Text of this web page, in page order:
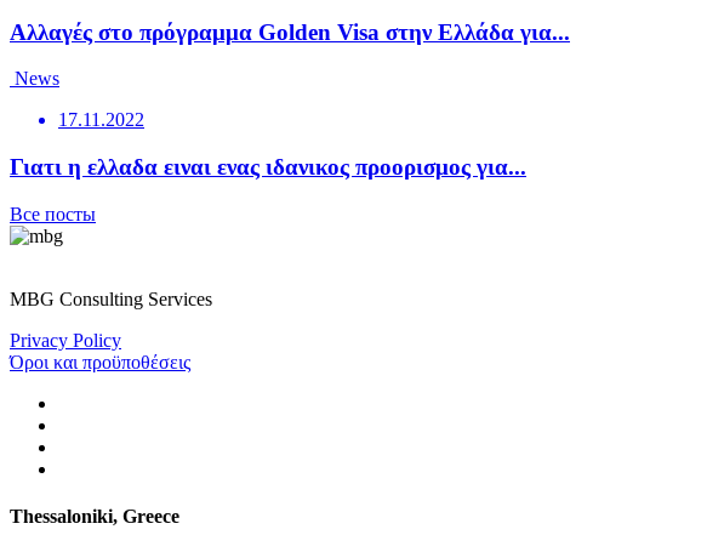
Αλλαγές στο πρόγραμμα Golden Visa στην Ελλάδα για...
News
17.11.2022
Γιατι η ελλαδα ειναι ενας ιδανικος προορισμος για...
Все посты
MBG Consulting Services
Privacy Policy
Όροι και προϋποθέσεις
Thessaloniki, Greece